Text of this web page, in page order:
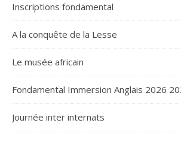
Inscriptions fondamental
A la conquête de la Lesse
Le musée africain
Fondamental Immersion Anglais 2026
Journée inter internats